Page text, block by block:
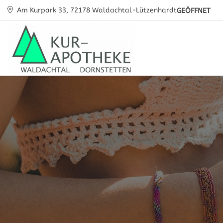
Am Kurpark 33, 72178 Waldachtal-LützenhardtGEÖFFNET